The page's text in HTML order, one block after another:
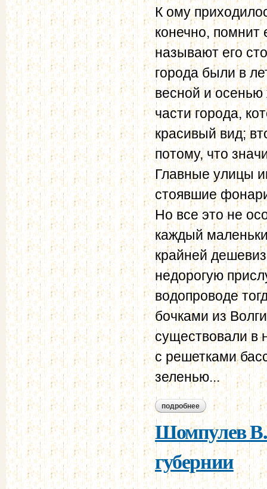
К ому
конечно, помнит
называют его
города были в
весной и
части города,
красивый вид;
потому, что
Главные улицы
стоявшие
Но все это не
каждый
крайней
недорогую
водопроводе
бочками из
существовали в
с решетками
зеленью...
подробнее о шомпулев в.а.
Шомпулев
губернии